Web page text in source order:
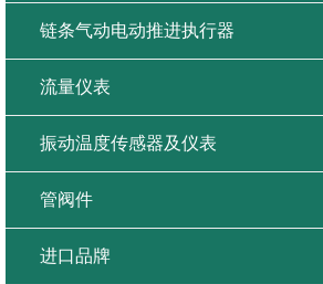
链条气动电动推进执行器
流量仪表
振动温度传感器及仪表
管阀件
进口品牌